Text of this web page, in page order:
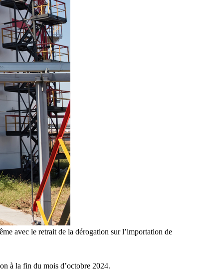
avec le retrait de la dérogation sur l’importation de
à la fin du mois d’octobre 2024.